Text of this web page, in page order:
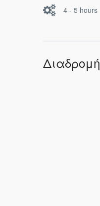
4 - 5 hours
Διαδρομή